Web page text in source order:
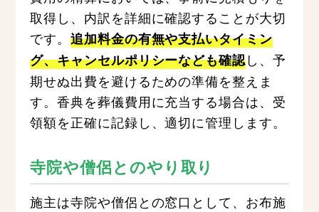
取得し、内訳を詳細に確認することが大切
です。追加料金の有無や支払いタイミン
グ、キャンセルポリシーなども確認し、予
期せぬ出費を避けるための準備を整えま
す。香典を葬儀費用に充当する場合は、受
領額を正確に記録し、適切に管理します。
寺院や僧侶とのやり取り
施主は寺院や僧侶との窓口として、お布施